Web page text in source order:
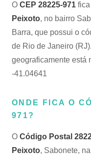
O CEP 28225-971
Peixoto, no bairro
Barra, que possui o
de Rio de Janeiro
geograficamente está
-41.04641
ONDE FICA O
971?
O Código Postal
Peixoto, Sabonete,